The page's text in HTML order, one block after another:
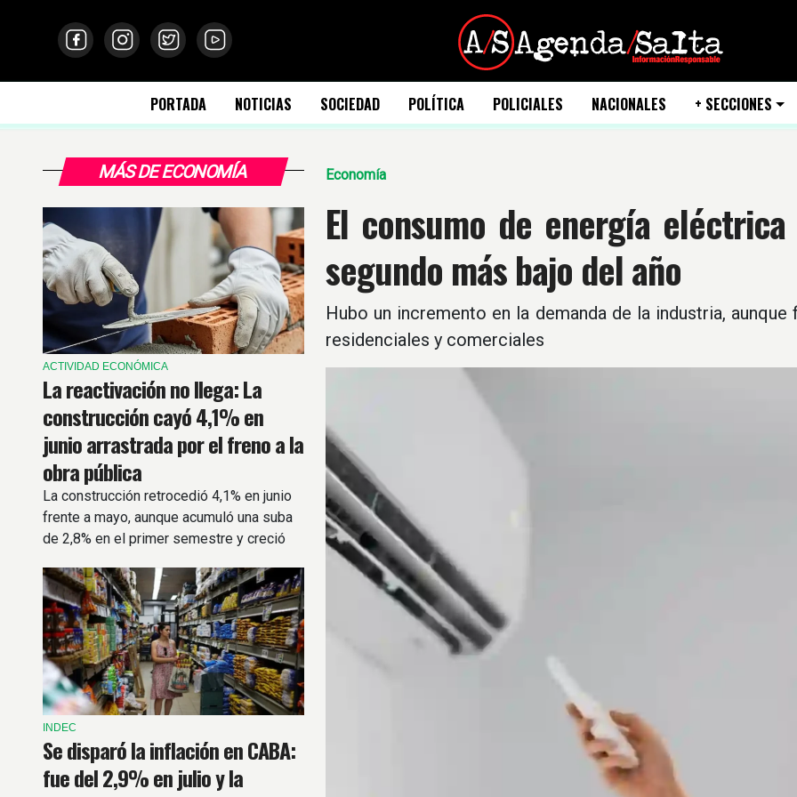
PORTADA NOTICIAS SOCIEDAD POLÍTICA POLICIALES NACIONALES + SECCIONES
MÁS DE ECONOMÍA
ACTIVIDAD ECONÓMICA
La reactivación no llega: La
construcción cayó 4,1% en
junio arrastrada por el freno a la
obra pública
La construcción retrocedió 4,1% en junio
frente a mayo, aunque acumuló una suba
de 2,8% en el primer semestre y creció
pasado.
INDEC
Se disparó la inflación en CABA:
fue del 2,9% en julio y la
Economía
El consumo de energía
segundo más bajo del año
Hubo un incremento en la demanda de la industria,
residenciales y comerciales